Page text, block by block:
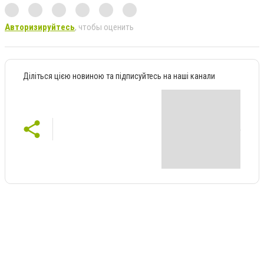
Авторизируйтесь, чтобы оценить
Діліться цією новиною та підписуйтесь на наші канали